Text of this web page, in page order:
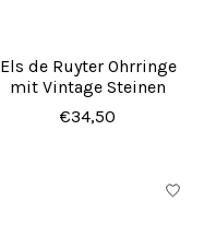
Els de Ruyter Ohrringe
mit Vintage Steinen
€34,50